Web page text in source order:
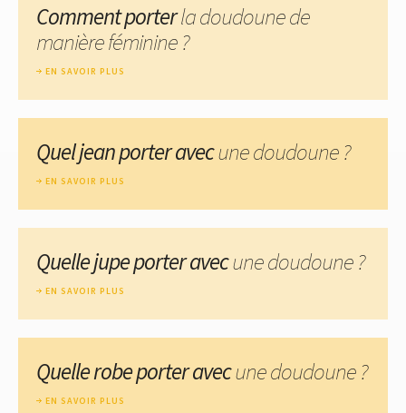
Comment porterla doudoune de
manière féminine ?
EN SAVOIR PLUS
Quel jean porter avecune doudoune ?
EN SAVOIR PLUS
Quelle jupe porter avecune doudoune ?
EN SAVOIR PLUS
Quelle robe porter avecune doudoune ?
EN SAVOIR PLUS